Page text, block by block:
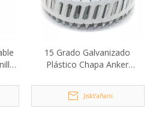
15 Grado Galvanizado
Plástico Chapa Anker
Jiskt’añani